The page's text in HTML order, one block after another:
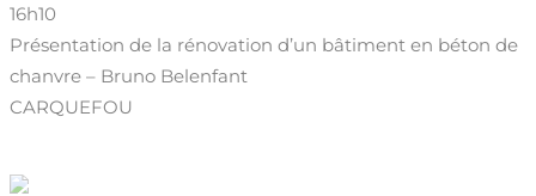
16h10
Présentation de la rénovation d’un bâtiment en béton de
chanvre – Bruno Belenfant
CARQUEFOU